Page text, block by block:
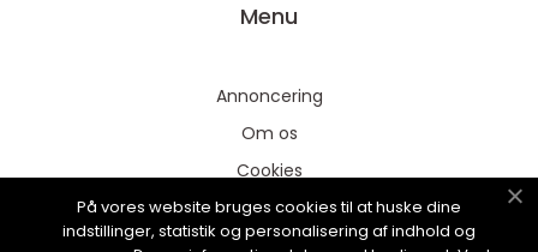
Menu
Annoncering
Om os
Cookies
Kontakt os
Sitemap
På vores website bruges cookies til at huske dine
indstillinger, statistik og personalisering af indhold og